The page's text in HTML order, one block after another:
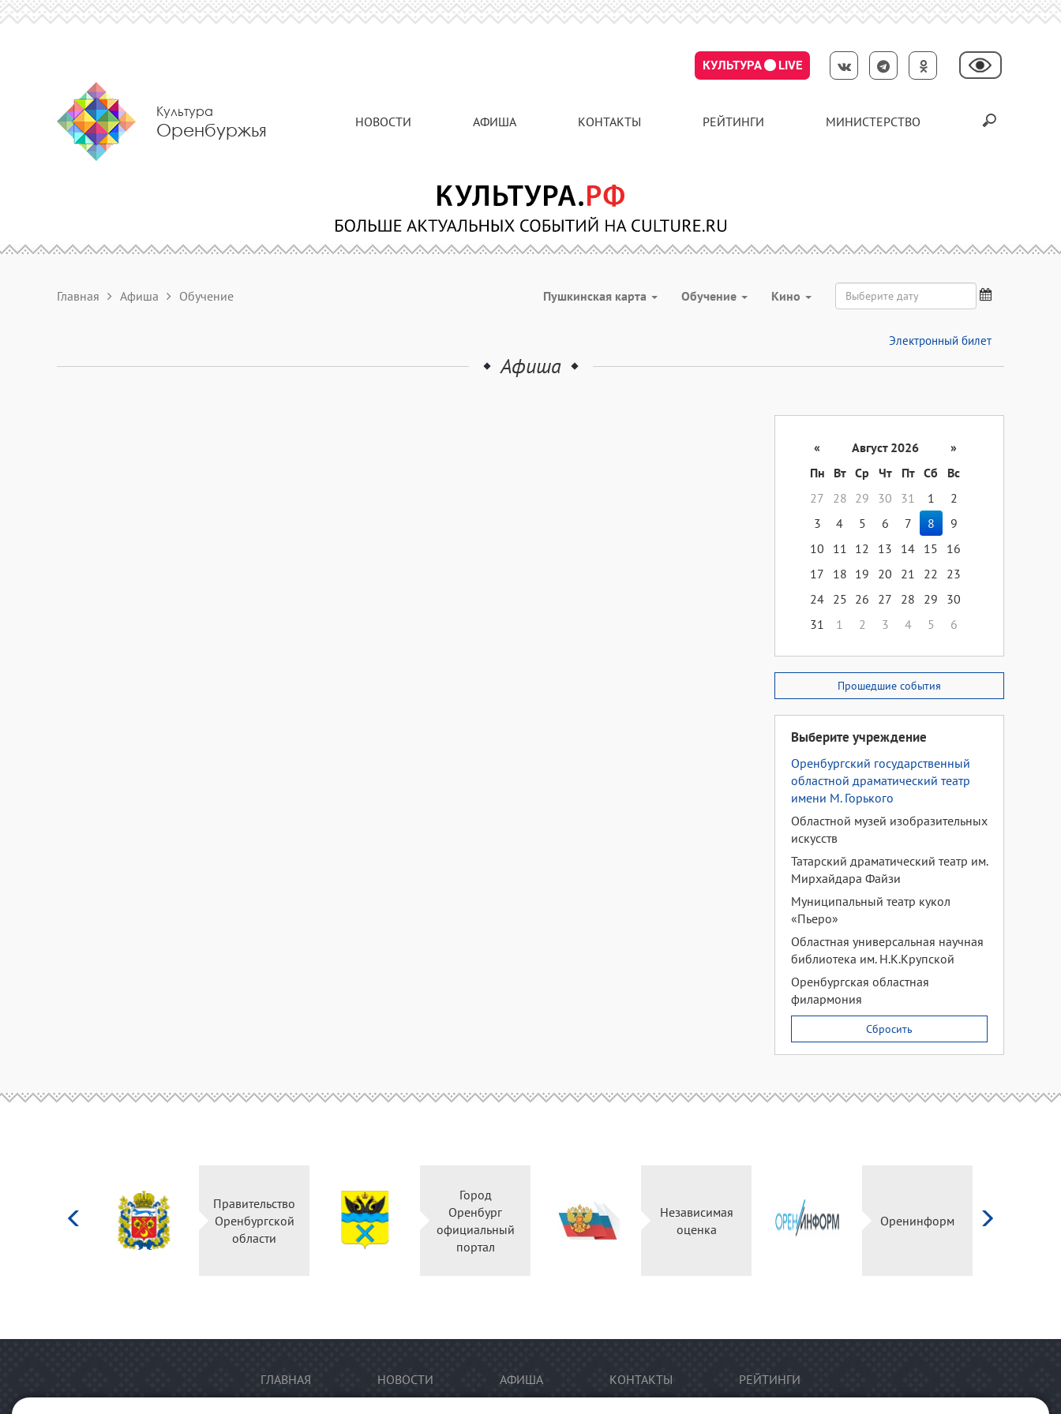
КУЛЬТУРА LIVE
Культура
Оренбуржья НОВОСТИ АФИША КОНТАКТЫ РЕЙТИНГИ МИНИСТЕРСТВО
Главная Афиша Обучение Пушкинская карта Обучение Кино
Электронный билет
Афиша
« Август 2026
»
Пн
Вт Ср Чт Пт Сб
Вс
27
28 29 30 31 1
2
3
4 5 6 7 8
9
10
11 12 13 14 15
16
17
18 19 20 21 22
23
24 25 26 27 28 29
30
31
1 2 3 4 5 6
Прошедшие события
Выберите учреждение
Оренбургский государственный
областной драматический театр
имени М. Горького
Областной музей изобразительных
искусств
Татарский драматический театр им.
Мирхайдара Файзи
Муниципальный театр кукол
«Пьеро»
Областная универсальная научная
библиотека им. Н.К.Крупской
Оренбургская областная
филармония
Сбросить
Правительство
Оренбургской
области
Город
Оренбург
официальный
портал
Независимая
оценка
Оренинформ
ГЛАВНАЯ НОВОСТИ АФИША КОНТАКТЫ РЕЙТИНГИ